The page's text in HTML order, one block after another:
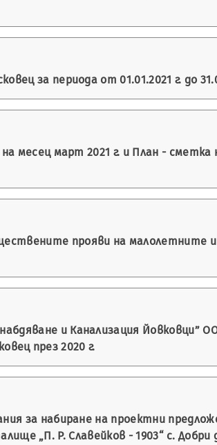
за периода от 01.01.2021 г. до
месец март 2021 г. и План -
прояви на малолетните
и Канализация Йовковци”
през 2020 г.
за набиране на проектни
„П. Р. Славейков - 1903“ с. Добри